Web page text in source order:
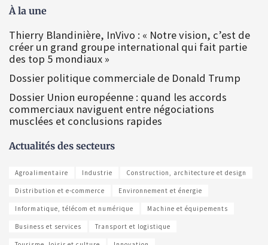
À la une
Thierry Blandinière, InVivo : « Notre vision, c’est de
créer un grand groupe international qui fait partie
des top 5 mondiaux »
Dossier politique commerciale de Donald Trump
Dossier Union européenne : quand les accords
commerciaux naviguent entre négociations
musclées et conclusions rapides
Actualités des secteurs
Agroalimentaire Industrie Construction, architecture et design
Distribution et e-commerce Environnement et énergie
Informatique, télécom et numérique Machine et équipements
Business et services Transport et logistique